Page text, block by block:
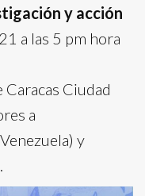
y acción
a las 5 pm hora
Ciudad
a
y